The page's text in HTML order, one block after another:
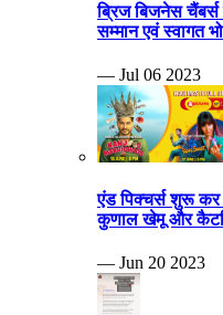
ब्रिज बिजनेस चैंबर्स
सम्मान एवं स्वागत
— Jul 06 2023
एंड पिक्चर्स शुरू कर
कुणाल खेमू और
— Jun 20 2023